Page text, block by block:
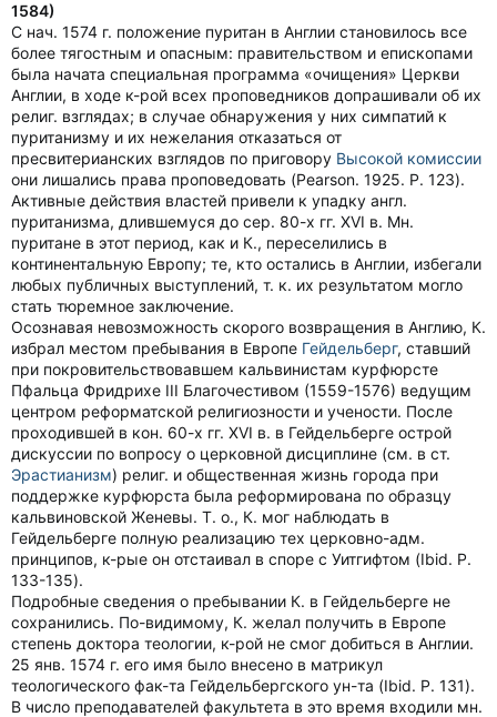
1584)
С нач. 1574 г. положение пуритан в Англии становилось все
более тягостным и опасным: правительством и епископами
была начата специальная программа «очищения» Церкви
Англии, в ходе к-рой всех проповедников допрашивали об их
религ. взглядах; в случае обнаружения у них симпатий к
пуританизму и их нежелания отказаться от
пресвитерианских взглядов по приговору Высокой комиссии
они лишались права проповедовать (Pearson. 1925. P. 123).
Активные действия властей привели к упадку англ.
пуританизма, длившемуся до сер. 80-х гг. XVI в. Мн.
пуритане в этот период, как и К., переселились в
континентальную Европу; те, кто остались в Англии, избегали
любых публичных выступлений, т. к. их результатом могло
стать тюремное заключение.
Осознавая невозможность скорого возвращения в Англию, К.
избрал местом пребывания в Европе Гейдельберг, ставший
при покровительствовавшем кальвинистам курфюрсте
Пфальца Фридрихе III Благочестивом (1559-1576) ведущим
центром реформатской религиозности и учености. После
проходившей в кон. 60-х гг. XVI в. в Гейдельберге острой
дискуссии по вопросу о церковной дисциплине (см. в ст.
Эрастианизм) религ. и общественная жизнь города при
поддержке курфюрста была реформирована по образцу
кальвиновской Женевы. Т. о., К. мог наблюдать в
Гейдельберге полную реализацию тех церковно-адм.
принципов, к-рые он отстаивал в споре с Уитгифтом (Ibid. P.
133-135).
Подробные сведения о пребывании К. в Гейдельберге не
сохранились. По-видимому, К. желал получить в Европе
степень доктора теологии, к-рой не смог добиться в Англии.
25 янв. 1574 г. его имя было внесено в матрикул
теологического фак-та Гейдельбергского ун-та (Ibid. P. 131).
В число преподавателей факультета в это время входили мн.